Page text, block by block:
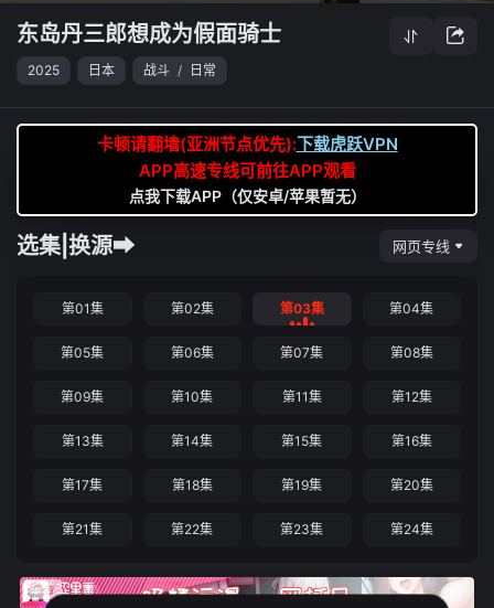
东岛丹三郎想成为假面骑士
2025 日本 战斗 / 日常
卡顿请翻墙(亚洲节点优先):下载虎跃VPN
APP高速专线可前往APP观看
点我下载APP（仅安卓/苹果暂无）
选集|换源➡ 网页专线
第01集 第02集 第03集 第04集
第05集 第06集 第07集 第08集
第09集 第10集 第11集 第12集
第13集 第14集 第15集 第16集
第17集 第18集 第19集 第20集
第21集 第22集 第23集 第24集